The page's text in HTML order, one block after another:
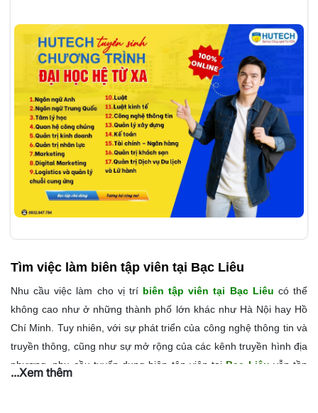
Tìm việc làm biên tập viên tại Bạc Liêu
Nhu cầu việc làm cho vị trí biên tập viên tại Bạc Liêu có thể
không cao như ở những thành phố lớn khác như Hà Nội hay Hồ
Chí Minh. Tuy nhiên, với sự phát triển của công nghệ thông tin và
truyền thông, cũng như sự mở rộng của các kênh truyền hình địa
phương, nhu cầu tuyển dụng biên tập viên tại Bạc Liêu vẫn tồn
...Xem thêm